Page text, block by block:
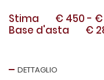
Stima € 450 - €
Base d'asta
€
DETTAGLIO